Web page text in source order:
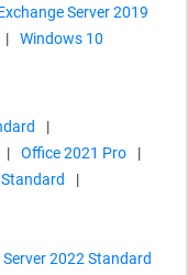
Server 2019
| Windows 10
|
| Office 2021 Pro
|
|
Server 2022 Standard